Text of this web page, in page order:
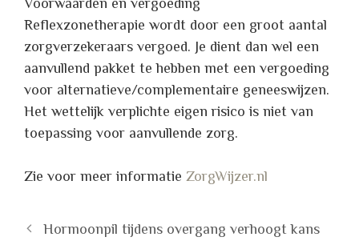
Voorwaarden en vergoeding
Reflexzonetherapie wordt door een groot aantal
zorgverzekeraars vergoed. Je dient dan wel een
aanvullend pakket te hebben met een vergoeding
voor alternatieve/complementaire geneeswijzen.
Het wettelijk verplichte eigen risico is niet van
toepassing voor aanvullende zorg.
Zie voor meer informatie ZorgWijzer.nl
Hormoonpil tijdens overgang verhoogt kans